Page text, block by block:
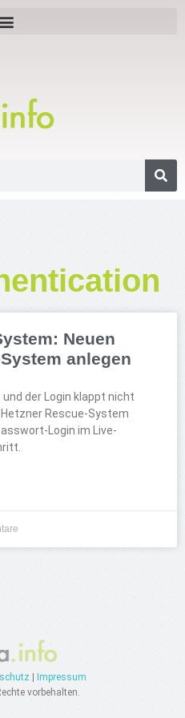
Neuen
anlegen
und der Login klappt nicht
Rescue-System
Login im Live-
Impressum
vorbehalten.